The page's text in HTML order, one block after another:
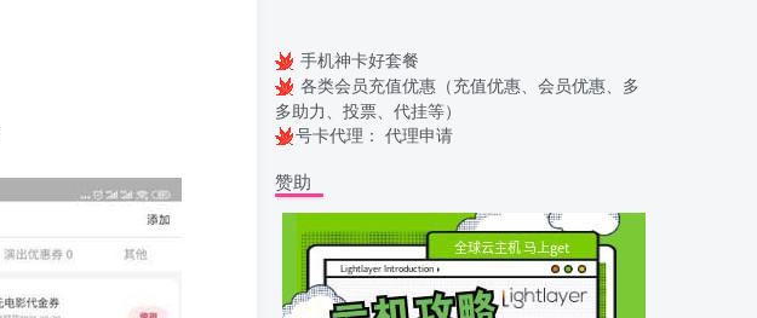
手机神卡好套餐
各类会员充值优惠（充值优惠、会员优惠、多
多助力、投票、代挂等）
号卡代理： 代理申请
赞助